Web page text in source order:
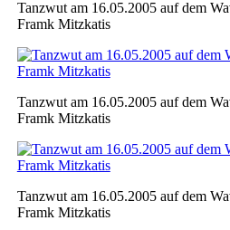
Tanzwut am 16.05.2005 auf dem
Framk Mitzkatis
Tanzwut am 16.05.2005 auf dem
Framk Mitzkatis
Tanzwut am 16.05.2005 auf dem
Framk Mitzkatis